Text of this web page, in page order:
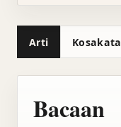
Arti Kosakata
Bacaan